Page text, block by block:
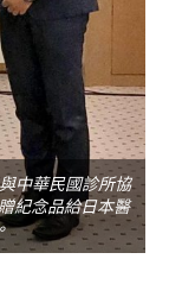
中華民國診所協
紀念品給日本醫